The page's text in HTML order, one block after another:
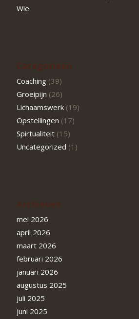
Wie
Categorieën
Coaching(39)
Groeipijn (26)
Lichaamswerk(19)
Opstellingen (17)
Spirtualiteit(15)
Uncategorized (1)
Archieven
mei 2026
april 2026
maart 2026
februari 2026
januari 2026
augustus 2025
juli 2025
juni 2025